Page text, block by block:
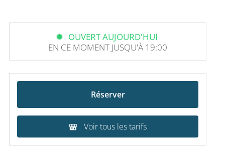
OUVERT AUJOURD'HUI
EN CE MOMENT JUSQU'À 19:00
Réserver
Voir tous les tarifs